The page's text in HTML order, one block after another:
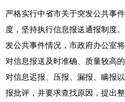
严格实行中省市关于突发公共事
度，坚持执行信息报送通报制度
发公共事件情况，市政府办公室
对信息报送及时准确、质量较高
对信息迟报、压报、漏报、瞒报
报批评，并要求查找原因，提出